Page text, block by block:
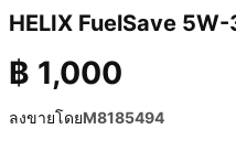
HELIX Fuel​Save​
฿ 1,000
ลงขายโดยM8185494